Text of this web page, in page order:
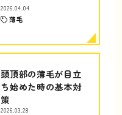
2026.04.04
薄毛
頭頂部の薄毛が目立
ち始めた時の基本対
策
2026.03.28